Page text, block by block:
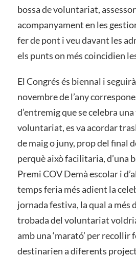
bossa de voluntariat,
acompanyament en les
fer de pont i veu davant les
els punts on més coincidien
El Congrés és biennal i
novembre de l’any
d’entremig que se celebra
voluntariat, es va acordar
de maig o juny, prop del final
perquè això facilitaria, d’una
Premi COV Demà escolar i
temps feria més adient la
jornada festiva, la qual a més
trobada del voluntariat
amb una ‘marató’ per recollir
destinarien a diferents